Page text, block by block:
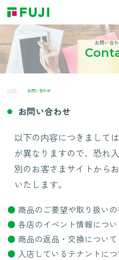
お問い合
HOME お問い合わせ
お問い合わせ
以下の内容につきまして
が異なりますので、恐れ
別のお客さまサイトから
いたします。
● 商品のご要望や取り扱い
● 各店のイベント情報につい
● 商品の返品・交換について
● 入店しているテナントにつ